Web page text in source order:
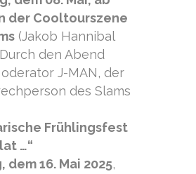
der Cooltourszene
(Jakob Hannibal
den Abend
J-MAN, der
des Slams
Frühlingsfest
…“
dem 16. Mai 2025,